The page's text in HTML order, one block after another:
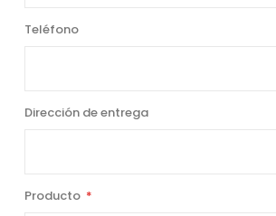
Teléfono
Dirección de entrega
Producto